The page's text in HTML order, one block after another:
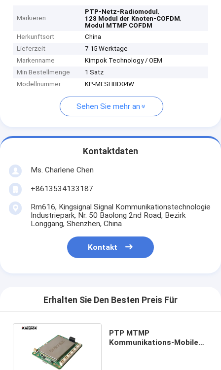
Markieren
PTP-Netz-Radiomodul,
128 Modul der Knoten-COFDM,
Modul MTMP COFDM
Herkunftsort
China
Lieferzeit
7-15 Werktage
Markenname
Kimpok Technology / OEM
Min Bestellmenge
1 Satz
Modellnummer
KP-MESHBD04W
Sehen Sie mehr an
Kontaktdaten
Ms. Charlene Chen
+8613534133187
Rm616, Kingsignal Signal Kommunikationstechnologie
Industriepark, Nr. 50 Baolong 2nd Road, Bezirk
Longgang, Shenzhen, China
Kontakt
Erhalten Sie Den Besten Preis Für
PTP MTMP
Kommunikations-Mobile